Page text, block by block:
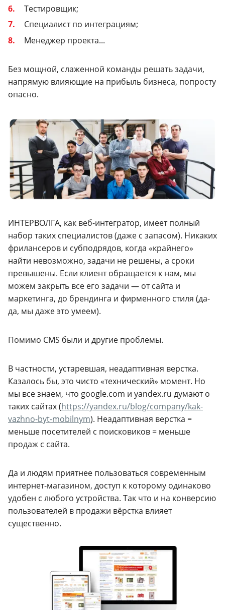
Тестировщик;
Специалист по интеграциям;
Менеджер проекта...
Без мощной, слаженной команды решать задачи,
напрямую влияющие на прибыль бизнеса, попросту
опасно.
ИНТЕРВОЛГА, как веб-интегратор, имеет полный
набор таких специалистов (даже с запасом). Никаких
фрилансеров и субподрядов, когда «крайнего»
найти невозможно, задачи не решены, а сроки
превышены. Если клиент обращается к нам, мы
можем закрыть все его задачи — от сайта и
маркетинга, до брендинга и фирменного стиля (да-
да, мы даже это умеем).
Помимо CMS были и другие проблемы.
В частности, устаревшая, неадаптивная верстка.
Казалось бы, это чисто «технический» момент. Но
мы все знаем, что google.com и yandex.ru думают о
таких сайтах (https://yandex.ru/blog/company/kak-
vazhno-byt-mobilnym). Неадаптивная верстка =
меньше посетителей с поисковиков = меньше
продаж с сайта.
Да и людям приятнее пользоваться современным
интернет-магазином, доступ к которому одинаково
удобен с любого устройства. Так что и на конверсию
пользователей в продажи вёрстка влияет
существенно.